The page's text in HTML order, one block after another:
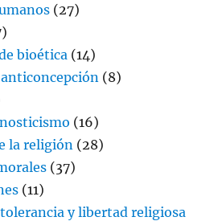
(27)
bioética (14)
(8)
(16)
la religión (28)
(37)
(11)
y libertad religiosa